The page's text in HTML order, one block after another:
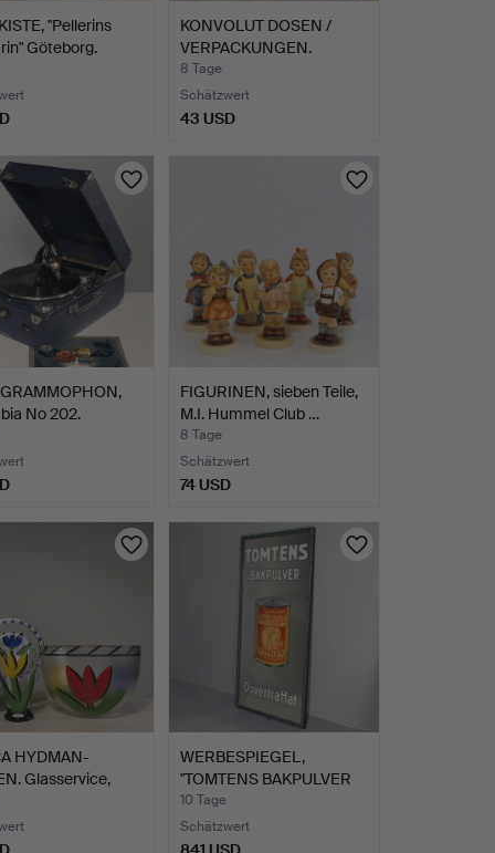
"Pellerins
Göteborg.
KONVOLUT DOSEN /
VERPACKUNGEN.
8 Tage
Schätzwert
43 USD
No 202.
FIGURINEN, sieben Teile,
M.I. Hummel Club …
8 Tage
Schätzwert
74 USD
HYDMAN-
Glasservice,
WERBESPIEGEL,
"TOMTENS BAKPULVER
Oöverträf…
10 Tage
Schätzwert